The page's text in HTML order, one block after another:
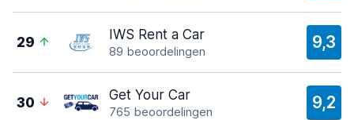
29 IWS Rent a Car
89 beoordelingen 9,3
30 Get Your Car
765 beoordelingen 9,2